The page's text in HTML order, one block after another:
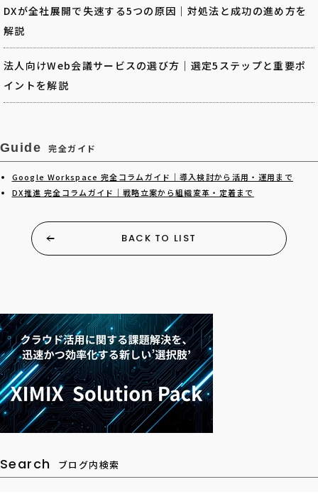
DXが全社展開で失速する5つの原因｜対処法と成功の進め方を
解説
法人向けWeb会議サービスの選び方｜選定5ステップと重要ポ
イントを解説
Guide 完全ガイド
Google Workspace 完全コラムガイド｜導入検討から活用・運用まで
DX推進 完全コラムガイド｜戦略立案から組織変革・定着まで
BACK TO LIST
Search ブログ内検索